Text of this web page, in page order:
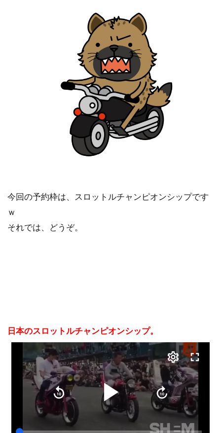
今回の予約枠は、スロットルチャンピオンシップです
ｗ
それでは、どうぞ。
日本のスロットルチャンピオンシップ。